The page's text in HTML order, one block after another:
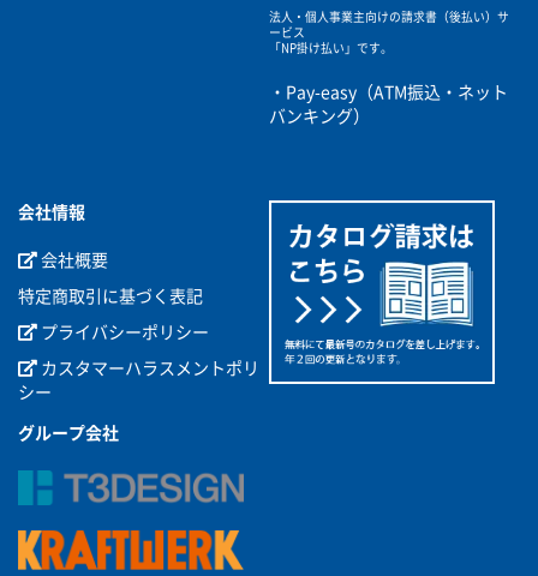
法人・個人事業主向けの請求書（後払い）サ
ービス
「NP掛け払い」です。
・Pay-easy（ATM振込・ネット
バンキング）
会社情報
会社概要
特定商取引に基づく表記
プライバシーポリシー
カスタマーハラスメントポリ
シー
グループ会社